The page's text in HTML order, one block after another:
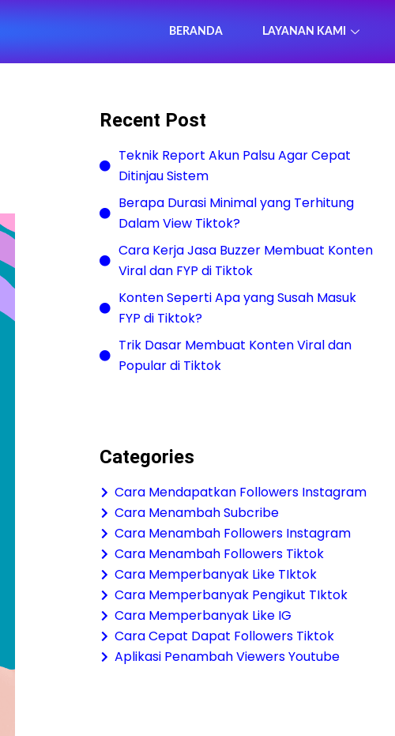
BERANDA LAYANAN KAMI
Recent Post
Teknik Report Akun Palsu Agar Cepat
Ditinjau Sistem
Berapa Durasi Minimal yang Terhitung
Dalam View Tiktok?
Cara Kerja Jasa Buzzer Membuat Konten
Viral dan FYP di Tiktok
Konten Seperti Apa yang Susah Masuk
FYP di Tiktok?
Trik Dasar Membuat Konten Viral dan
Popular di Tiktok
Categories
Cara Mendapatkan Followers Instagram
Cara Menambah Subcribe
Cara Menambah Followers Instagram
Cara Menambah Followers Tiktok
Cara Memperbanyak Like TIktok
Cara Memperbanyak Pengikut TIktok
Cara Memperbanyak Like IG
Cara Cepat Dapat Followers Tiktok
Aplikasi Penambah Viewers Youtube